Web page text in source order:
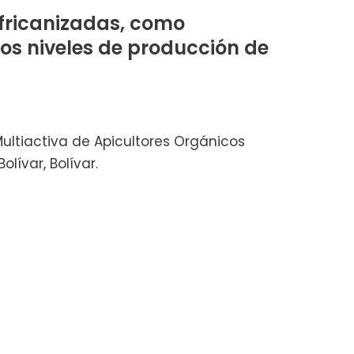
como
niveles de producción de
de Apicultores Orgánicos
Bolívar.